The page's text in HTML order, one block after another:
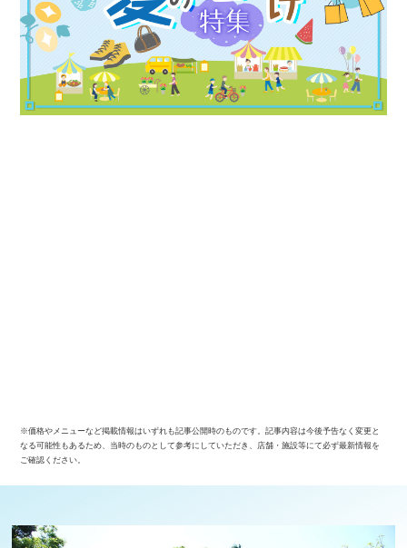
※価格やメニューなど掲載情報はいずれも記事公開時のものです。記事内容は今後予告なく変更と
なる可能性もあるため、当時のものとして参考にしていただき、店舗・施設等にて必ず最新情報を
ご確認ください。